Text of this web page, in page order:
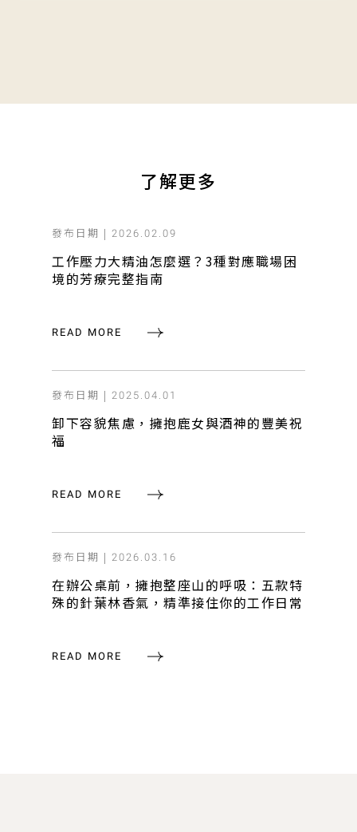
了解更多
發布日期 | 2026.02.09
工作壓力大精油怎麼選？3種對應職場困
境的芳療完整指南
READ MORE
發布日期 | 2025.04.01
卸下容貌焦慮，擁抱鹿女與酒神的豐美祝
福
READ MORE
發布日期 | 2026.03.16
在辦公桌前，擁抱整座山的呼吸：五款特
殊的針葉林香氣，精準接住你的工作日常
READ MORE